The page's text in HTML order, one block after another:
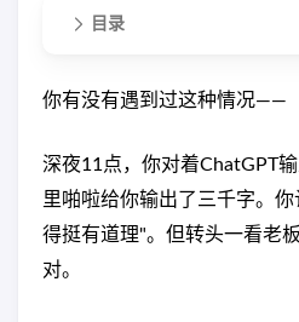
目录
你有没有遇到过这种情况——
深夜11点，你对着ChatGPT
里啪啦给你输出了三千字。
得挺有道理"。但转头一看老
对。